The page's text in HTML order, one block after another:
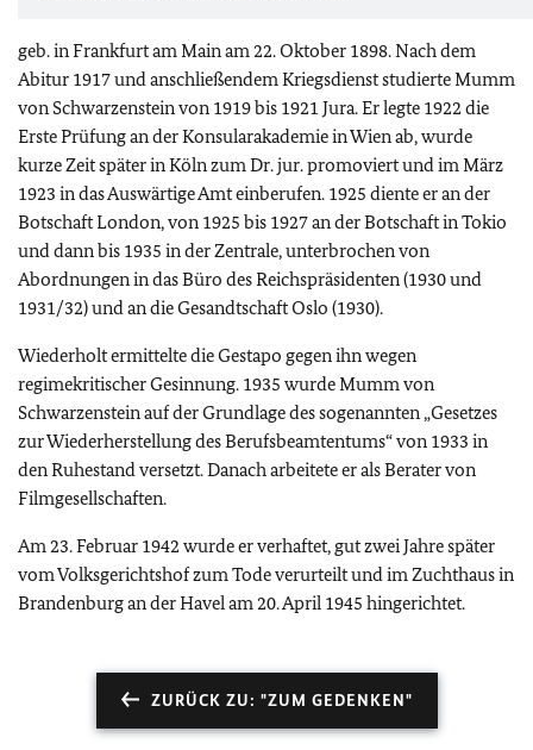
geb. in Frankfurt am Main am 22. Oktober 1898. Nach dem
Abitur 1917 und anschließendem Kriegsdienst studierte Mumm
von Schwarzenstein von 1919 bis 1921 Jura. Er legte 1922 die
Erste Prüfung an der Konsularakademie in Wien ab, wurde
kurze Zeit später in Köln zum Dr. jur. promoviert und im März
1923 in das Auswärtige Amt einberufen. 1925 diente er an der
Botschaft London, von 1925 bis 1927 an der Botschaft in Tokio
und dann bis 1935 in der Zentrale, unterbrochen von
Abordnungen in das Büro des Reichspräsidenten (1930 und
1931/32) und an die Gesandtschaft Oslo (1930).
Wiederholt ermittelte die Gestapo gegen ihn wegen
regimekritischer Gesinnung. 1935 wurde Mumm von
Schwarzenstein auf der Grundlage des sogenannten „Gesetzes
zur Wiederherstellung des Berufsbeamtentums“ von 1933 in
den Ruhestand versetzt. Danach arbeitete er als Berater von
Filmgesellschaften.
Am 23. Februar 1942 wurde er verhaftet, gut zwei Jahre später
vom Volksgerichtshof zum Tode verurteilt und im Zuchthaus in
Brandenburg an der Havel am 20. April 1945 hingerichtet.
ZURÜCK ZU: "ZUM GEDENKEN"